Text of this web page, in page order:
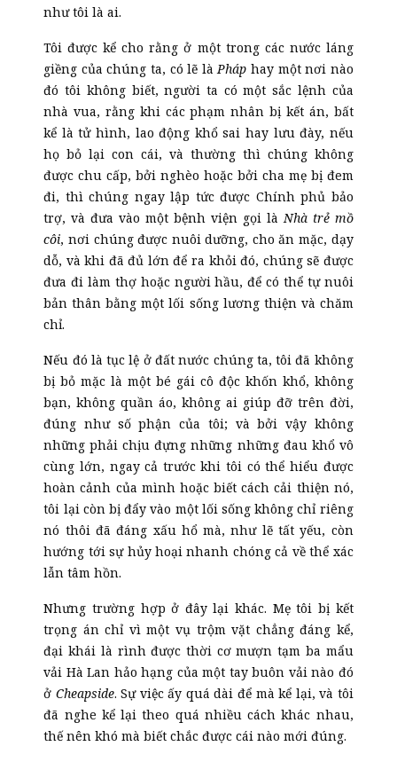
như tôi là ai.
Tôi được kể cho rằng ở một trong các nước láng
giềng của chúng ta, có lẽ làPháp hay một nơi nào
đó tôi không biết, người ta có một sắc lệnh của
nhà vua, rằng khi các phạm nhân bị kết án, bất
kể là tử hình, lao động khổ sai hay lưu đày, nếu
họ bỏ lại con cái, và thường thì chúng không
được chu cấp, bởi nghèo hoặc bởi cha mẹ bị đem
đi, thì chúng ngay lập tức được Chính phủ bảo
trợ, và đưa vào một bệnh viện gọi làNhà trẻ mồ
côi, nơi chúng được nuôi dưỡng, cho ăn mặc, dạy
dỗ, và khi đã đủ lớn để ra khỏi đó, chúng sẽ được
đưa đi làm thợ hoặc người hầu, để có thể tự nuôi
bản thân bằng một lối sống lương thiện và chăm
chỉ.
Nếu đó là tục lệ ở đất nước chúng ta, tôi đã không
bị bỏ mặc là một bé gái cô độc khốn khổ, không
bạn, không quần áo, không ai giúp đỡ trên đời,
đúng như số phận của tôi; và bởi vậy không
những phải chịu đựng những những đau khổ vô
cùng lớn, ngay cả trước khi tôi có thể hiểu được
hoàn cảnh của mình hoặc biết cách cải thiện nó,
tôi lại còn bị đẩy vào một lối sống không chỉ riêng
nó thôi đã đáng xấu hổ mà, như lẽ tất yếu, còn
hướng tới sự hủy hoại nhanh chóng cả về thể xác
lẫn tâm hồn.
Nhưng trường hợp ở đây lại khác. Mẹ tôi bị kết
trọng án chỉ vì một vụ trộm vặt chẳng đáng kể,
đại khái là rình được thời cơ mượn tạm ba mẩu
vải Hà Lan hảo hạng của một tay buôn vải nào đó
ở Cheapside. Sự việc ấy quá dài để mà kể lại, và tôi
đã nghe kể lại theo quá nhiều cách khác nhau,
thế nên khó mà biết chắc được cái nào mới đúng.